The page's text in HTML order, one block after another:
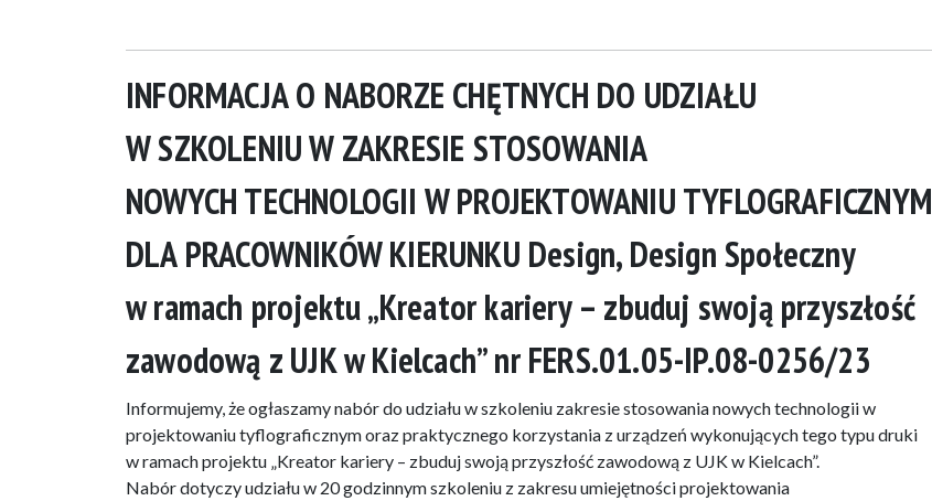
INFORMACJA O NABORZE CHĘTNYCH DO UDZIAŁU
W SZKOLENIU W ZAKRESIE STOSOWANIA
NOWYCH TECHNOLOGII W PROJEKTOWANIU TYFLOGRAFICZNYM
DLA PRACOWNIKÓW KIERUNKU Design, Design Społeczny
w ramach projektu „Kreator kariery – zbuduj swoją przyszłość
zawodową z UJK w Kielcach” nr FERS.01.05-IP.08-0256/23
Informujemy, że ogłaszamy nabór do udziału w szkoleniu zakresie stosowania nowych technologii w
projektowaniu tyflograficznym oraz praktycznego korzystania z urządzeń wykonujących tego typu druki
w ramach projektu „Kreator kariery – zbuduj swoją przyszłość zawodową z UJK w Kielcach”.
Nabór dotyczy udziału w 20 godzinnym szkoleniu z zakresu umiejętności projektowania